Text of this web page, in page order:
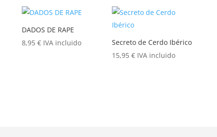
DADOS DE RAPE
8,95 € IVA incluido
Secreto de Cerdo Ibérico
15,95€ IVA incluido